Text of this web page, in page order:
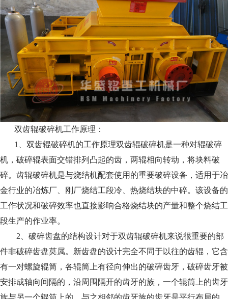
双齿辊破碎机工作原理：
1、双齿辊破碎机的工作原理双齿辊破碎机是一种对辊破碎
机，破碎辊表面交错排列凸起的齿，两辊相向转动，将块料破
碎。齿辊破碎机是与烧结机配套使用的重要破碎设备，适用于冶
金行业的冶炼厂、刚厂烧结工段冷、热烧结块的中碎。该设备的
工作状况和破碎效率也直接影响合格烧结块的产量和整个烧结工
段生产的作业率。
2、破碎齿盘的结构设计对于双齿辊破碎机来说很重要的部
件非破碎齿盘莫属。新齿盘的设计完全不同于以往的齿辊，它含
有一对螺旋辊筒，各辊筒上有径向伸出的破碎齿牙，破碎齿牙被
安排成轴向间隔的，沿周围隔开的齿牙的族，一个辊筒上的齿牙
族与另一个辊筒上的，与之相邻的齿牙族的齿牙是平行布局的，